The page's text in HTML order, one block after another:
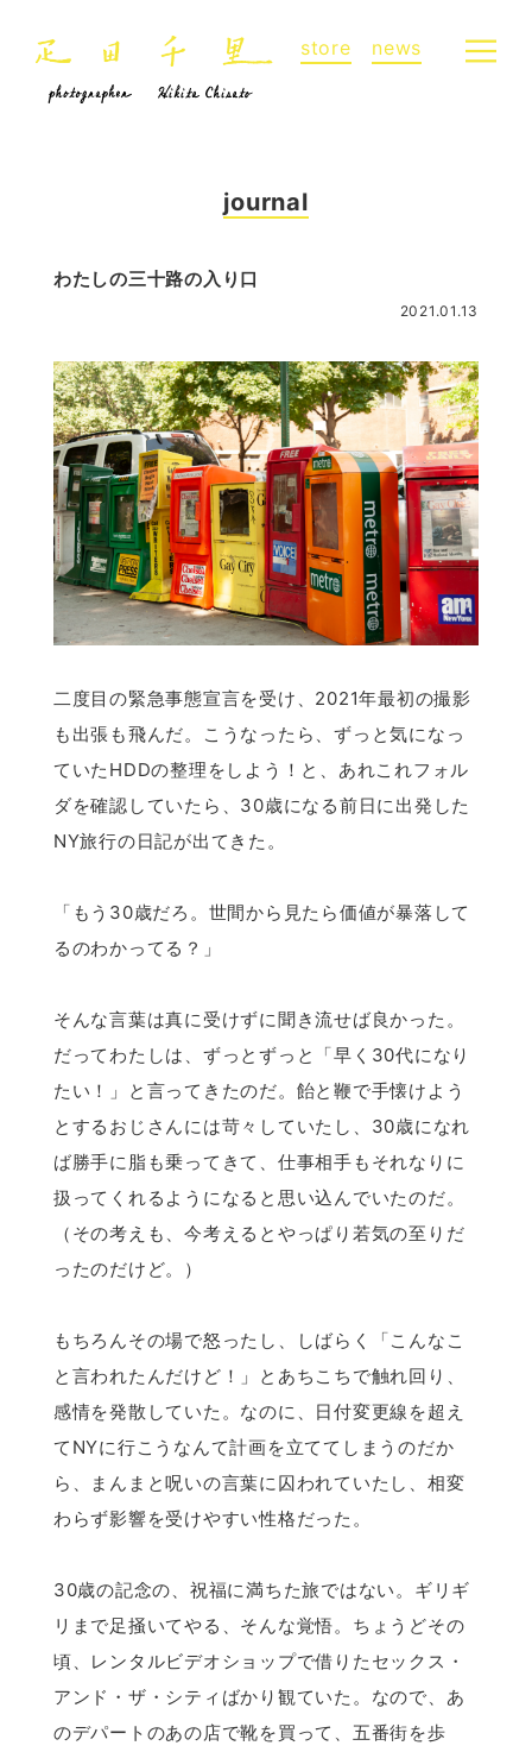
store news
journal
わたしの三十路の入り口
2021.01.13
二度目の緊急事態宣言を受け、2021年最初の撮影
も出張も飛んだ。こうなったら、ずっと気になっ
ていたHDDの整理をしよう！と、あれこれフォル
ダを確認していたら、30歳になる前日に出発した
NY旅行の日記が出てきた。
「もう30歳だろ。世間から見たら価値が暴落して
るのわかってる？」
そんな言葉は真に受けずに聞き流せば良かった。
だってわたしは、ずっとずっと「早く30代になり
たい！」と言ってきたのだ。飴と鞭で手懐けよう
とするおじさんには苛々していたし、30歳になれ
ば勝手に脂も乗ってきて、仕事相手もそれなりに
扱ってくれるようになると思い込んでいたのだ。
（その考えも、今考えるとやっぱり若気の至りだ
ったのだけど。）
もちろんその場で怒ったし、しばらく「こんなこ
と言われたんだけど！」とあちこちで触れ回り、
感情を発散していた。なのに、日付変更線を超え
てNYに行こうなんて計画を立ててしまうのだか
ら、まんまと呪いの言葉に囚われていたし、相変
わらず影響を受けやすい性格だった。
30歳の記念の、祝福に満ちた旅ではない。ギリギ
リまで足掻いてやる、そんな覚悟。ちょうどその
頃、レンタルビデオショップで借りたセックス・
アンド・ザ・シティばかり観ていた。なので、あ
のデパートのあの店で靴を買って、五番街を歩